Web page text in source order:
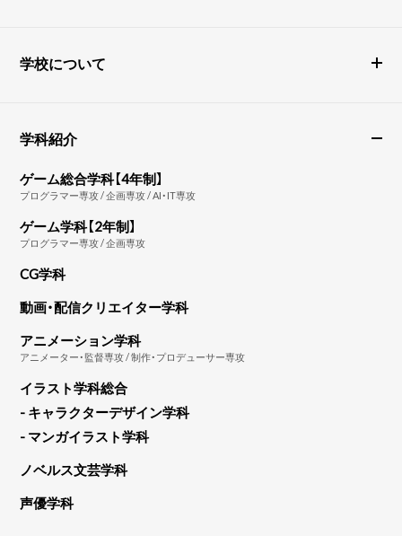
学校について
学科紹介
ゲーム総合学科【4年制】
プログラマー専攻 / 企画専攻 / AI・IT専攻
ゲーム学科【2年制】
プログラマー専攻 / 企画専攻
CG学科
動画・配信クリエイター学科
アニメーション学科
アニメーター・監督専攻 / 制作・プロデューサー専攻
イラスト学科総合
- キャラクターデザイン学科
- マンガイラスト学科
ノベルス文芸学科
声優学科